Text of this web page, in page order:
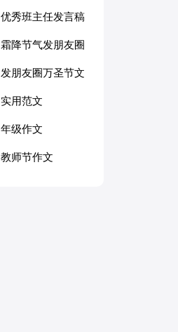
优秀班主任发言稿
霜降节气发朋友圈
的励志文案（精选
100句）
发朋友圈万圣节文
案（精选125句）
实用范文
年级作文
教师节作文